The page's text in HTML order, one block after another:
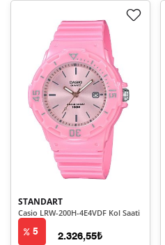
STANDART
Casio LRW-200H-4E4VDF Kol Saati
5 2.326,55₺